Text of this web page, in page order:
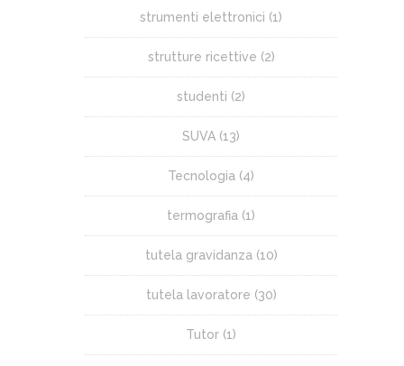
strumenti elettronici (1)
strutture ricettive (2)
studenti (2)
SUVA (13)
Tecnologia (4)
termografia (1)
tutela gravidanza(10)
tutela lavoratore (30)
Tutor (1)